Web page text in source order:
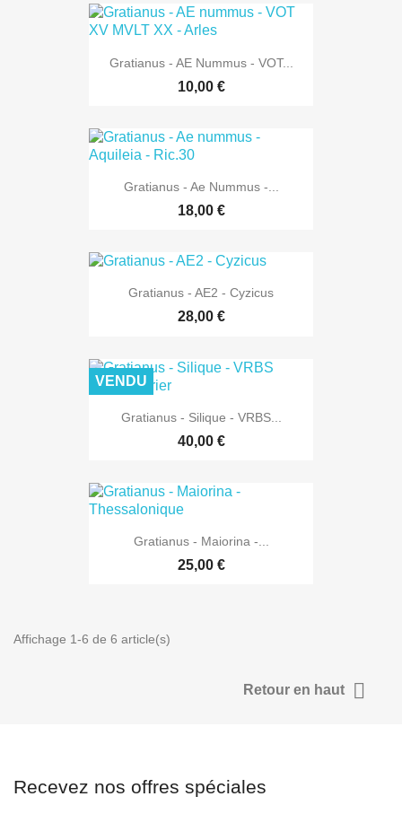
Gratianus - AE Nummus - VOT...
10,00 €
Gratianus - Ae Nummus -...
18,00 €
Gratianus - AE2 - Cyzicus
28,00 €
Gratianus - Silique - VRBS...
40,00 €
VENDU
Gratianus - Maiorina -...
25,00 €
Affichage 1-6 de 6 article(s)
Retour en haut 
Recevez nos offres spéciales